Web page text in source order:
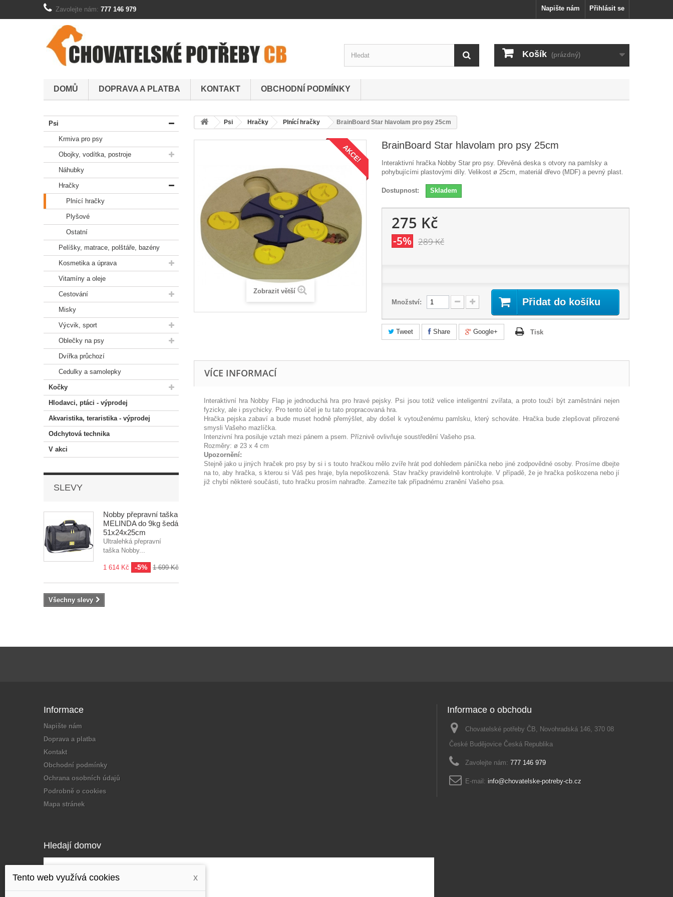
Přihlásit se
Napište nám
Zavolejte nám: 777 146 979
Košík (prázdný)
DOMŮ DOPRAVA A PLATBA KONTAKT OBCHODNÍ PODMÍNKY
Psi
Krmiva pro psy
Obojky, vodítka, postroje
Náhubky
Hračky
Plnící hračky
Plyšové
Ostatní
Pelíšky, matrace, polštáře, bazény
Kosmetika a úprava
Vitamíny a oleje
Cestování
Misky
Výcvik, sport
Oblečky na psy
Dvířka průchozí
Cedulky a samolepky
Kočky
Hlodavci, ptáci - výprodej
Akvaristika, teraristika - výprodej
Odchytová technika
V akci
SLEVY
Nobby přepravní taška
MELINDA do 9kg šedá
51x24x25cm
Ultralehká přepravní
taška Nobby...
1 614 Kč -5% 1 699 Kč
Všechny slevy
Psi Hračky Plnící hračky BrainBoard Star hlavolam pro psy 25cm
AKCE!
Zobrazit větší
BrainBoard Star hlavolam pro psy 25cm
Interaktivní hračka Nobby Star pro psy. Dřevěná deska s otvory na pamlsky a
pohybujícími plastovými díly. Velikost ø 25cm, materiál dřevo (MDF) a pevný plast.
Dostupnost: Skladem
275 Kč
-5% 289 Kč
Množství: Přidat do košíku
Tweet Share Google+ Tisk
VÍCE INFORMACÍ
Interaktivní hra Nobby Flap je jednoduchá hra pro hravé pejsky. Psi jsou totiž velice inteligentní zvířata, a proto touží být zaměstnáni nejen
fyzicky, ale i psychicky. Pro tento účel je tu tato propracovaná hra.
Hračka pejska zabaví a bude muset hodně přemýšlet, aby došel k vytouženému pamlsku, který schováte. Hračka bude zlepšovat přirozené
smysli Vašeho mazlíčka.
Intenzivní hra posiluje vztah mezi pánem a psem. Příznivě ovlivňuje soustředění Vašeho psa.
Rozměry: ø 23 x 4 cm
Upozornění:
Stejně jako u jiných hraček pro psy by si i s touto hračkou mělo zvíře hrát pod dohledem páníčka nebo jiné zodpovědné osoby. Prosíme dbejte
na to, aby hračka, s kterou si Váš pes hraje, byla nepoškozená. Stav hračky pravidelně kontrolujte. V případě, že je hračka poškozena nebo jí
již chybí některé součásti, tuto hračku prosím nahraďte. Zamezíte tak případnému zranění Vašeho psa.
Informace
Napište nám
Doprava a platba
Kontakt
Obchodní podmínky
Ochrana osobních údajů
Podrobně o cookies
Mapa stránek
Informace o obchodu
Chovatelské potřeby ČB, Novohradská 146, 370 08
České Budějovice Česká Republika
Zavolejte nám: 777 146 979
E-mail: info@chovatelske-potreby-cb.cz
Hledají domov
Tento web využívá cookies x